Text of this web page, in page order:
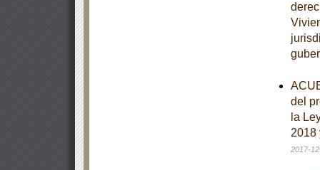
del
la
2018
2017-